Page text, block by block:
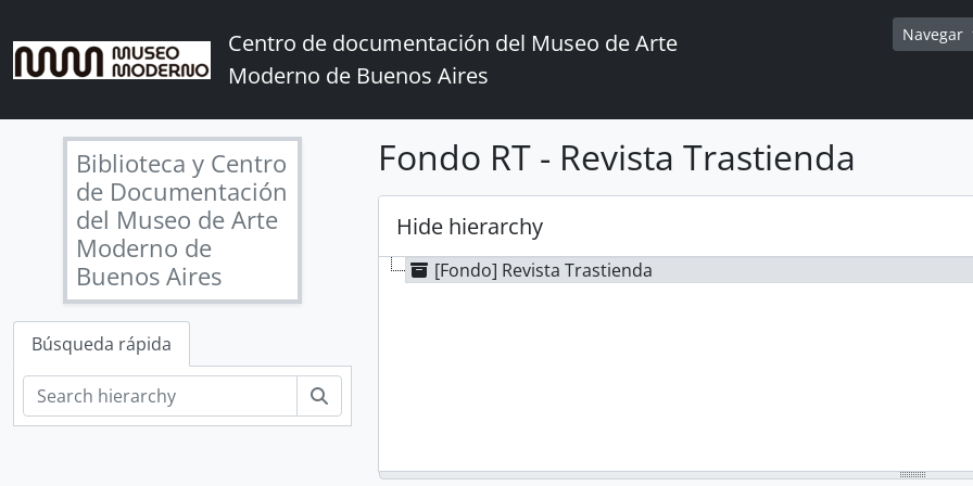
Centro de documentación del Museo de Arte
Moderno de Buenos Aires
Navegar
Biblioteca y Centro
de Documentación
del Museo de Arte
Moderno de
Buenos Aires
Búsqueda rápida
Fondo RT - Revista Trastienda
Hide hierarchy
[Fondo] Revista Trastienda